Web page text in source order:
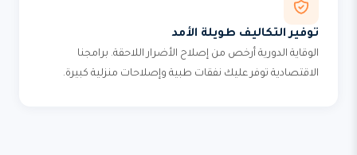
توفير التكاليف طويلة الأمد
الوقاية الدورية أرخص من إصلاح الأضرار اللاحقة. برامجنا
الاقتصادية توفر عليك نفقات طبية وإصلاحات منزلية كبيرة.